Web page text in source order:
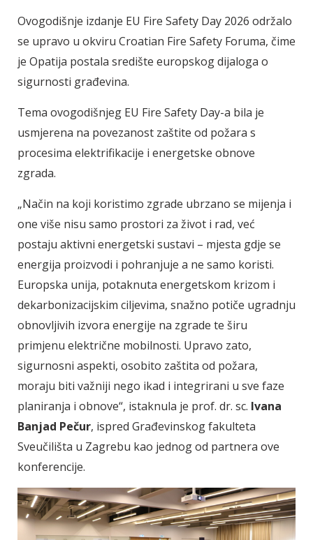
Ovogodišnje izdanje EU Fire Safety Day 2026 održalo
se upravo u okviru Croatian Fire Safety Foruma, čime
je Opatija postala središte europskog dijaloga o
sigurnosti građevina.
Tema ovogodišnjeg EU Fire Safety Day-a bila je
usmjerena na povezanost zaštite od požara s
procesima elektrifikacije i energetske obnove
zgrada.
„Način na koji koristimo zgrade ubrzano se mijenja i
one više nisu samo prostori za život i rad, već
postaju aktivni energetski sustavi – mjesta gdje se
energija proizvodi i pohranjuje a ne samo koristi.
Europska unija, potaknuta energetskom krizom i
dekarbonizacijskim ciljevima, snažno potiče ugradnju
obnovljivih izvora energije na zgrade te širu
primjenu električne mobilnosti. Upravo zato,
sigurnosni aspekti, osobito zaštita od požara,
moraju biti važniji nego ikad i integrirani u sve faze
planiranja i obnove“, istaknula je prof. dr. sc. Ivana
Banjad Pečur, ispred Građevinskog fakulteta
Sveučilišta u Zagrebu kao jednog od partnera ove
konferencije.